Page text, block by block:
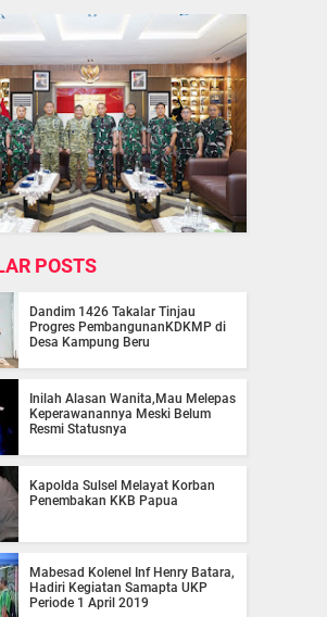
POSTS
Dandim 1426 Takalar Tinjau
Progres PembangunanKDKMP di
Desa Kampung Beru
Inilah Alasan Wanita,Mau Melepas
Keperawanannya Meski Belum
Resmi Statusnya
Kapolda Sulsel Melayat Korban
Penembakan KKB Papua
Mabesad Kolenel Inf Henry Batara,
Hadiri Kegiatan Samapta UKP
Periode 1 April 2019